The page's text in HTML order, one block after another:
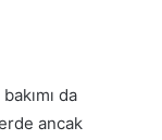
da
ancak